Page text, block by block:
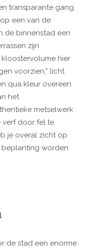
transparante gang.
een van de
de binnenstad een
zijn
hier
voorzien,” licht
qua kleur overeen
het
metselwerk
verf door fel te
je overal zicht op
worden
de stad een enorme